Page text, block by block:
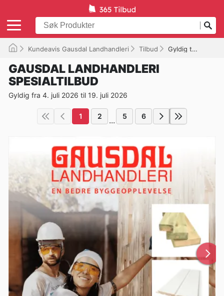
Kundeavis Gausdal Landhandleri Tilbud Gyldig til 19.07.2026
GAUSDAL LANDHANDLERI
SPESIALTILBUD
Gyldig fra 4. juli 2026 til 19. juli 2026
1 2 ... 5 6